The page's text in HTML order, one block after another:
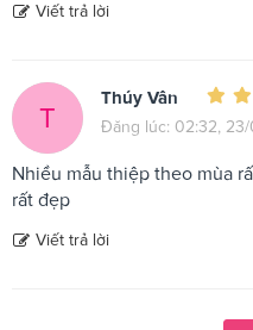
Viết trả lời
T
Thúy Vân
Đăng lúc: 02:32,
Nhiều mẫu thiệp theo mùa
rất đẹp
Viết trả lời